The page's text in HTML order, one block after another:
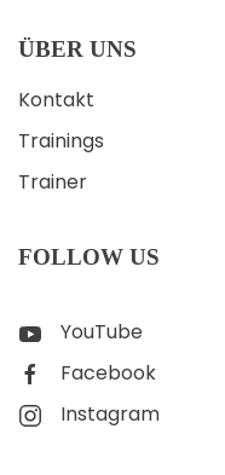
ÜBER UNS
Kontakt
Trainings
Trainer
FOLLOW US
YouTube
Facebook
Instagram